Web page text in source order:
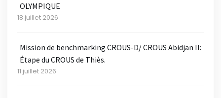
OLYMPIQUE
18 juillet 2026
Mission de benchmarking CROUS-D/ CROUS Abidjan II:
Étape du CROUS de Thiès.
11 juillet 2026